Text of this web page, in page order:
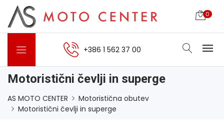
0
+386 1 562 37 00
Motoristični čevlji in superge
AS MOTO CENTER
Motoristična obutev
Motoristični čevlji in superge